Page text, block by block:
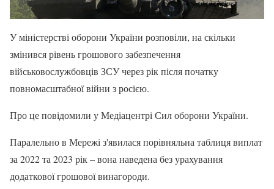
У міністерстві оборони України розповіли, на скільки
змінився рівень грошового забезпечення
військовослужбовців ЗСУ через рік після початку
повномасштабної війни з росією.
Про це повідомили у Медіацентрі Сил оборони України.
Паралельно в Мережі з'явилася порівняльна таблиця виплат
за 2022 та 2023 рік – вона наведена без урахування
додаткової грошової винагороди.